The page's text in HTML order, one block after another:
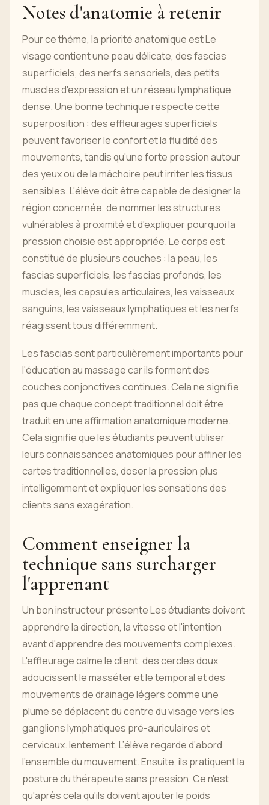
Notes d'anatomie à retenir
Pour ce thème, la priorité anatomique est Le
visage contient une peau délicate, des fascias
superficiels, des nerfs sensoriels, des petits
muscles d'expression et un réseau lymphatique
dense. Une bonne technique respecte cette
superposition : des effleurages superficiels
peuvent favoriser le confort et la fluidité des
mouvements, tandis qu'une forte pression autour
des yeux ou de la mâchoire peut irriter les tissus
sensibles. L'élève doit être capable de désigner la
région concernée, de nommer les structures
vulnérables à proximité et d'expliquer pourquoi la
pression choisie est appropriée. Le corps est
constitué de plusieurs couches : la peau, les
fascias superficiels, les fascias profonds, les
muscles, les capsules articulaires, les vaisseaux
sanguins, les vaisseaux lymphatiques et les nerfs
réagissent tous différemment.
Les fascias sont particulièrement importants pour
l'éducation au massage car ils forment des
couches conjonctives continues. Cela ne signifie
pas que chaque concept traditionnel doit être
traduit en une affirmation anatomique moderne.
Cela signifie que les étudiants peuvent utiliser
leurs connaissances anatomiques pour affiner les
cartes traditionnelles, doser la pression plus
intelligemment et expliquer les sensations des
clients sans exagération.
Comment enseigner la
technique sans surcharger
l'apprenant
Un bon instructeur présente Les étudiants doivent
apprendre la direction, la vitesse et l'intention
avant d'apprendre des mouvements complexes.
L'effleurage calme le client, des cercles doux
adoucissent le masséter et le temporal et des
mouvements de drainage légers comme une
plume se déplacent du centre du visage vers les
ganglions lymphatiques pré-auriculaires et
cervicaux. lentement. L’élève regarde d’abord
l’ensemble du mouvement. Ensuite, ils pratiquent la
posture du thérapeute sans pression. Ce n'est
qu'après cela qu'ils doivent ajouter le poids